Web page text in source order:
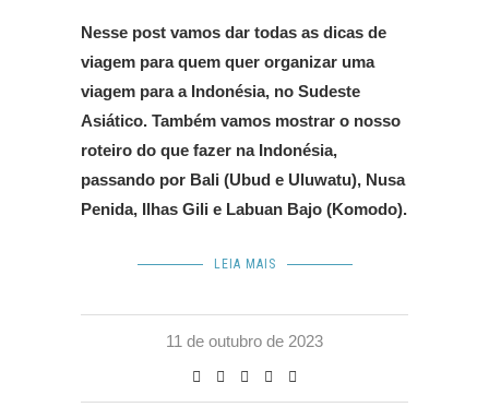
Nesse post vamos dar todas as dicas de
viagem para quem quer organizar uma
viagem para a Indonésia, no Sudeste
Asiático. Também vamos mostrar o nosso
roteiro do que fazer na Indonésia,
passando por Bali (Ubud e Uluwatu), Nusa
Penida, Ilhas Gili e Labuan Bajo (Komodo).
LEIA MAIS
11 de outubro de 2023